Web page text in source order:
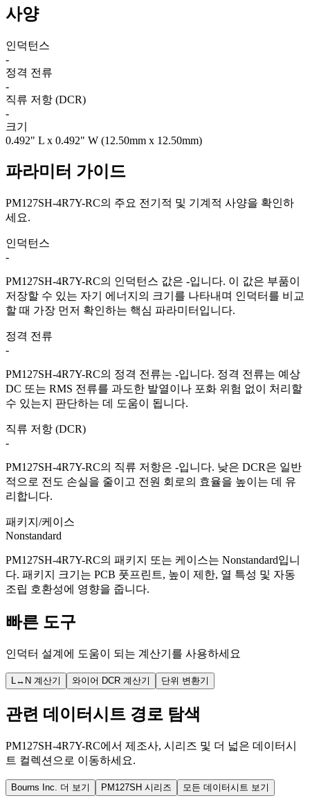
사양
인덕턴스
-
정격 전류
-
직류 저항 (DCR)
-
크기
0.492" L x 0.492" W (12.50mm x 12.50mm)
파라미터 가이드
PM127SH-4R7Y-RC의 주요 전기적 및 기계적 사양을 확인하
세요.
인덕턴스
-
PM127SH-4R7Y-RC의 인덕턴스 값은 -입니다. 이 값은 부품이
저장할 수 있는 자기 에너지의 크기를 나타내며 인덕터를 비교
할 때 가장 먼저 확인하는 핵심 파라미터입니다.
정격 전류
-
PM127SH-4R7Y-RC의 정격 전류는 -입니다. 정격 전류는 예상
DC 또는 RMS 전류를 과도한 발열이나 포화 위험 없이 처리할
수 있는지 판단하는 데 도움이 됩니다.
직류 저항 (DCR)
-
PM127SH-4R7Y-RC의 직류 저항은 -입니다. 낮은 DCR은 일반
적으로 전도 손실을 줄이고 전원 회로의 효율을 높이는 데 유
리합니다.
패키지/케이스
Nonstandard
PM127SH-4R7Y-RC의 패키지 또는 케이스는 Nonstandard입니
다. 패키지 크기는 PCB 풋프린트, 높이 제한, 열 특성 및 자동
조립 호환성에 영향을 줍니다.
빠른 도구
인덕터 설계에 도움이 되는 계산기를 사용하세요
L↔N 계산기 와이어 DCR 계산기 단위 변환기
관련 데이터시트 경로 탐색
PM127SH-4R7Y-RC에서 제조사, 시리즈 및 더 넓은 데이터시
트 컬렉션으로 이동하세요.
Bourns Inc. 더 보기 PM127SH 시리즈 모든 데이터시트 보기